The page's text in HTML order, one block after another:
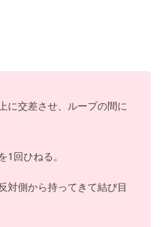
交差させ、ループの間に
回ひねる。
側から持ってきて結び目